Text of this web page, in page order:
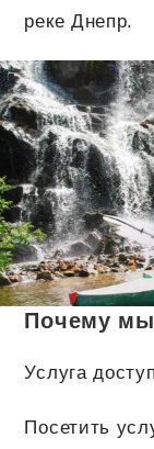
реке Днепр.
Почему мы
Услуга
Посетить